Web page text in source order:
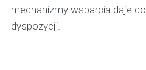
mechanizmy wsparcia daje do
dyspozycji.